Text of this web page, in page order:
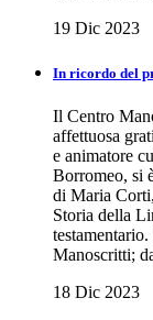
19 Dic 2023
In ricordo del
Il Centro
affettuosa
e animatore
Borromeo, si
di Maria
Storia della
Manoscritti;
18 Dic 2023